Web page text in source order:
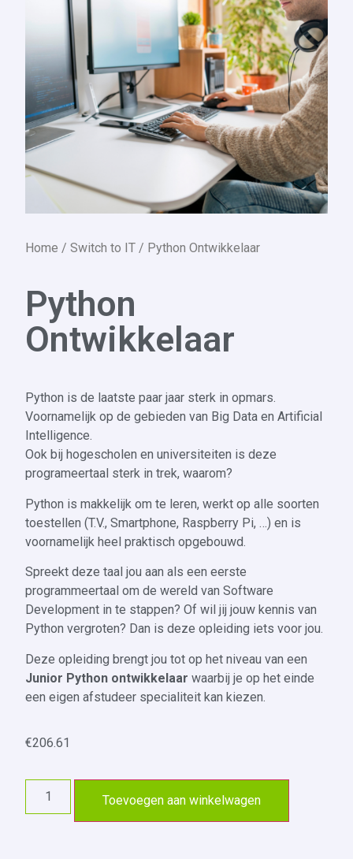
Home / Switch to IT / Python Ontwikkelaar
Python
Ontwikkelaar
Python is de laatste paar jaar sterk in opmars.
Voornamelijk op de gebieden van Big Data en Artificial
Intelligence.
Ook bij hogescholen en universiteiten is deze
programeertaal sterk in trek, waarom?
Python is makkelijk om te leren, werkt op alle soorten
toestellen (T.V., Smartphone, Raspberry Pi, …) en is
voornamelijk heel praktisch opgebouwd.
Spreekt deze taal jou aan als een eerste
programmeertaal om de wereld van Software
Development in te stappen? Of wil jij jouw kennis van
Python vergroten? Dan is deze opleiding iets voor jou.
Deze opleiding brengt jou tot op het niveau van een
Junior Python ontwikkelaar waarbij je op het einde
een eigen afstudeer specialiteit kan kiezen.
€206.61
Toevoegen aan winkelwagen